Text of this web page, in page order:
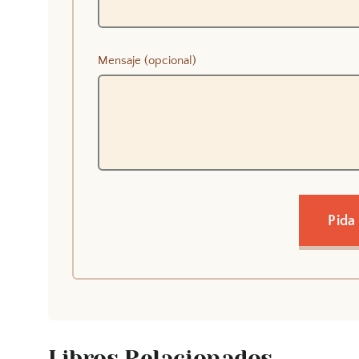
Mensaje (opcional)